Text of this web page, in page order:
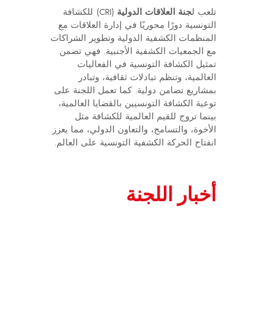
تلعب لجنة العلاقات الدولية
(CRI) للكشافة
التونسية دورًا محوريًا في إدارة العلاقات مع
المنظمات الكشفية الدولية وتطوير الشراكات
مع الجمعيات الكشفية الأجنبية. فهي تضمن
تمثيل الكشافة التونسية في الفعاليات
العالمية، وتنظم تبادلات ثقافية، وتبادر
بمشاريع تضامن دولية. كما تعمل اللجنة على
توعية الكشافة التونسيين بالقضايا العالمية،
بينما تروج للقيم العالمية للكشافة مثل
الأخوة، والتسامح، والتعاون الدولي، مما يعزز
انفتاح الحركة الكشفية التونسية على العالم.
أخبار اللجنة